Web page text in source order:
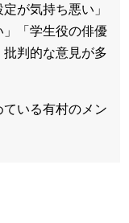
が気持ち悪い」
」「学生役の俳優
判的な意見が多
いる有村のメン